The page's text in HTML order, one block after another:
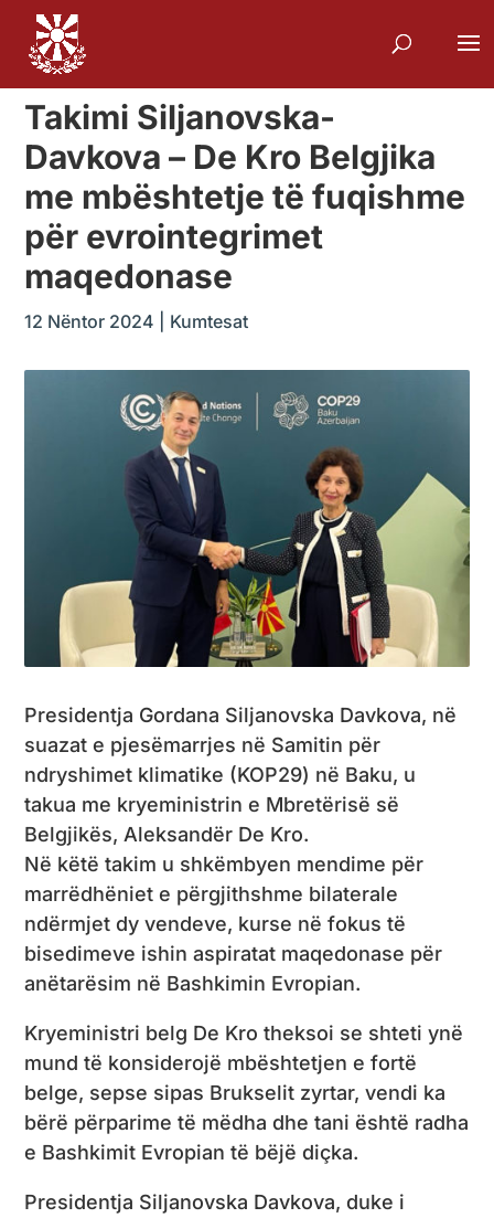
Takimi Siljanovska-
Davkova – De Kro Belgjika
me mbështetje të fuqishme
për evrointegrimet
maqedonase
12 Nëntor 2024 Kumtesat
Presidentja Gordana Siljanovska Davkova, në
suazat e pjesëmarrjes në Samitin për
ndryshimet klimatike (KOP29) në Baku, u
takua me kryeministrin e Mbretërisë së
Belgjikës, Aleksandër De Kro.
Në këtë takim u shkëmbyen mendime për
marrëdhëniet e përgjithshme bilaterale
ndërmjet dy vendeve, kurse në fokus të
bisedimeve ishin aspiratat maqedonase për
anëtarësim në Bashkimin Evropian.
Kryeministri belg De Kro theksoi se shteti ynë
mund të konsiderojë mbështetjen e fortë
belge, sepse sipas Brukselit zyrtar, vendi ka
bërë përparime të mëdha dhe tani është radha
e Bashkimit Evropian të bëjë diçka.
Presidentja Siljanovska Davkova, duke i